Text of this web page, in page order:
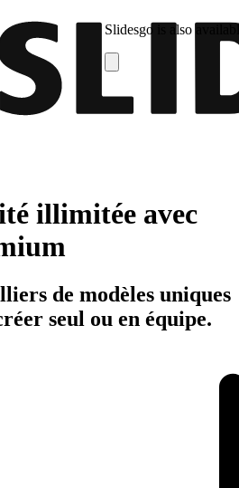
Slidesgo is also
illimitée avec
de modèles uniques
seul ou en équipe.